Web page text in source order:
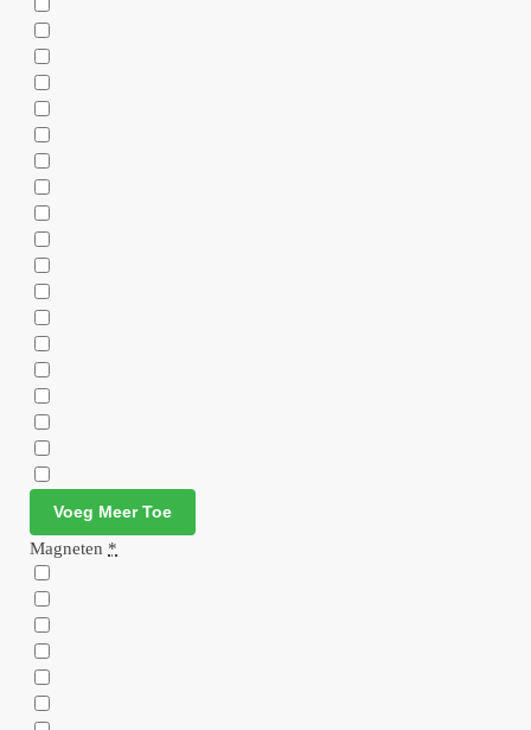
Voeg Meer Toe
Magneten *